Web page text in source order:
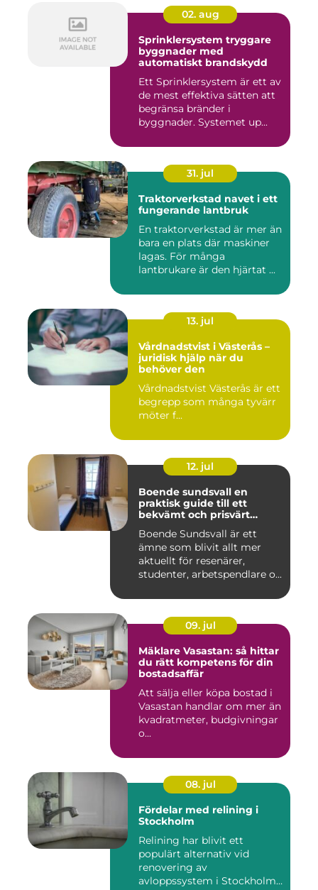
02. aug
Sprinklersystem tryggare
byggnader med
automatiskt brandskydd
Ett Sprinklersystem är ett av
de mest effektiva sätten att
begränsa bränder i
byggnader. Systemet up...
31. jul
Traktorverkstad navet i ett
fungerande lantbruk
En traktorverkstad är mer än
bara en plats där maskiner
lagas. För många
lantbrukare är den hjärtat ...
13. jul
Vårdnadstvist i Västerås –
juridisk hjälp när du
behöver den
Vårdnadstvist Västerås är ett
begrepp som många tyvärr
möter f...
12. jul
Boende sundsvall en
praktisk guide till ett
bekvämt och prisvärt
Boende Sundsvall är ett
ämne som blivit allt mer
aktuellt för resenärer,
studenter, arbetspendlare o...
09. jul
Mäklare Vasastan: så hittar
du rätt kompetens för din
bostadsaffär
Att sälja eller köpa bostad i
Vasastan handlar om mer än
kvadratmeter, budgivningar
o...
08. jul
Fördelar med relining i
Stockholm
Relining har blivit ett
populärt alternativ vid
renovering av
avloppssystem i Stockholm.